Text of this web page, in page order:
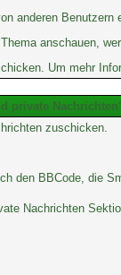
anderen Benutzern
anschauen,
Um mehr
private
zuschicken.
den BBCode, die
Nachrichten